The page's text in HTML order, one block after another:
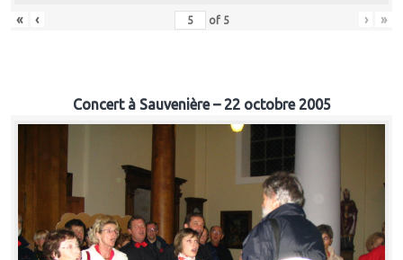
« ‹ of 5 › »
Concert à Sauvenière – 22 octobre 2005